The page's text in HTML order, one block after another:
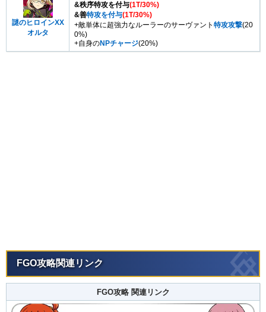
謎のヒロインXX
オルタ
&秩序特攻を付与(1T/30%)
&善特攻を付与(1T/30%)
+敵単体に超強力なルーラーのサーヴァント 特攻攻撃(20
0%)
+自身のNPチャージ(20%)
FGO攻略関連リンク
FGO攻略 関連リンク